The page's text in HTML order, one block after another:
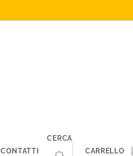
CONTATTI
CERCA
CARRELLO